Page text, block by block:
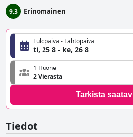
9.3 Erinomainen
Tulopäivä - Lähtöpäivä
ti, 25 8 - ke, 26 8
1 Huone
2 Vierasta
Tarkista
Tiedot